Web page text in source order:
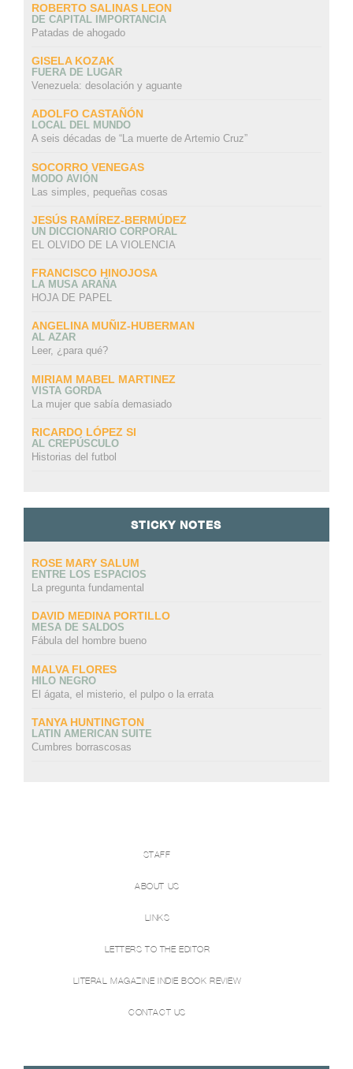
ROBERTO SALINAS LEON
DE CAPITAL IMPORTANCIA
Patadas de ahogado
GISELA KOZAK
FUERA DE LUGAR
Venezuela: desolación y aguante
ADOLFO CASTAÑÓN
LOCAL DEL MUNDO
A seis décadas de “La muerte de Artemio Cruz”
SOCORRO VENEGAS
MODO AVIÓN
Las simples, pequeñas cosas
JESÚS RAMÍREZ-BERMÚDEZ
UN DICCIONARIO CORPORAL
EL OLVIDO DE LA VIOLENCIA
FRANCISCO HINOJOSA
LA MUSA ARAÑA
HOJA DE PAPEL
ANGELINA MUÑIZ-HUBERMAN
AL AZAR
Leer, ¿para qué?
MIRIAM MABEL MARTINEZ
VISTA GORDA
La mujer que sabía demasiado
RICARDO LÓPEZ SI
AL CREPÚSCULO
Historias del futbol
STICKY NOTES
ROSE MARY SALUM
ENTRE LOS ESPACIOS
La pregunta fundamental
DAVID MEDINA PORTILLO
MESA DE SALDOS
Fábula del hombre bueno
MALVA FLORES
HILO NEGRO
El ágata, el misterio, el pulpo o la errata
TANYA HUNTINGTON
LATIN AMERICAN SUITE
Cumbres borrascosas
STAFF
ABOUT US
LINKS
LETTERS TO THE EDITOR
LITERAL MAGAZINE INDIE BOOK REVIEW
CONTACT US